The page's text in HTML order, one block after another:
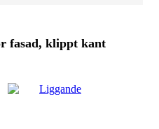
fasad, klippt kant